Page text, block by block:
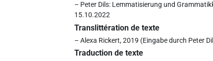
– Peter Dils: Lemmatisierung und
15.10.2022
Translittération de texte
– Alexa Rickert, 2019 (Eingabe durch Peter
Traduction de texte